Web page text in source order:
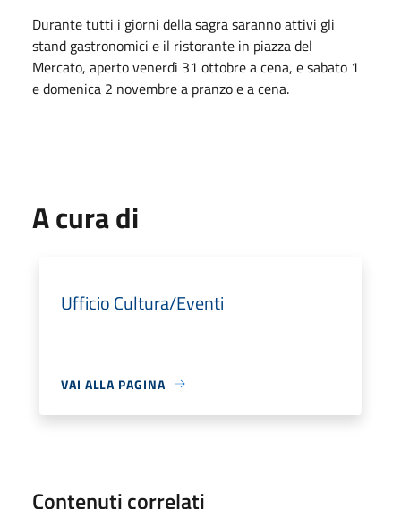
Durante tutti i giorni della sagra saranno attivi gli
stand gastronomici e il ristorante in piazza del
Mercato, aperto venerdì 31 ottobre a cena, e sabato 1
e domenica 2 novembre a pranzo e a cena.
A cura di
Ufficio Cultura/Eventi
VAI ALLA PAGINA
Contenuti correlati